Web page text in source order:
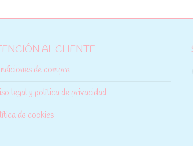
AL CLIENTE
de compra
legal y política de privacidad
de cookies